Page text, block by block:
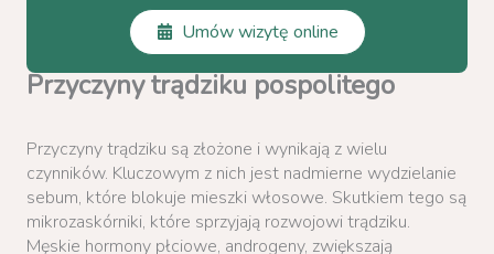
Umów wizytę online
Przyczyny trądziku pospolitego
Przyczyny trądziku są złożone i wynikają z wielu
czynników. Kluczowym z nich jest nadmierne wydzielanie
sebum, które blokuje mieszki włosowe. Skutkiem tego są
mikrozaskórniki, które sprzyjają rozwojowi trądziku.
Męskie hormony płciowe, androgeny, zwiększają